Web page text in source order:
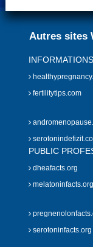
Autres sites
fertilitytips.com
PUBLIC
dheafacts.org
melatoninfacts.org
serotoninfacts.org